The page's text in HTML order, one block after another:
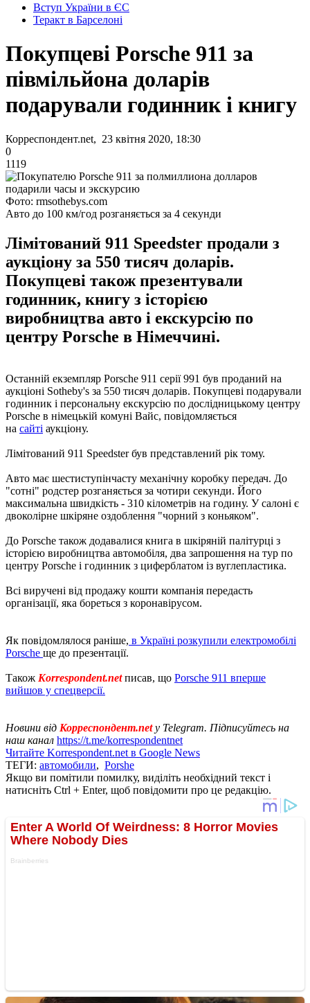
Вступ України в ЄС
Теракт в Барселоні
Покупцеві Porsche 911 за
півмільйона доларів
подарували годинник і книгу
Корреспондент.net, 23 квітня 2020, 18:30
0
1119
Фото: rmsothebys.com
Авто до 100 км/год розганяється за 4 секунди
Лімітований 911 Speedster продали з
аукціону за 550 тисяч доларів.
Покупцеві також презентували
годинник, книгу з історією
виробництва авто і екскурсію по
центру Porsche в Німеччині.
Останній екземпляр Porsche 911 серії 991 був проданий на
аукціоні Sotheby's за 550 тисяч доларів. Покупцеві подарували
годинник і персональну екскурсію по дослідницькому центру
Porsche в німецькій комуні Вайс, повідомляється
на сайті аукціону.
Лімітований 911 Speedster був представлений рік тому.
Авто має шестиступінчасту механічну коробку передач. До
"сотні" родстер розганяється за чотири секунди. Його
максимальна швидкість - 310 кілометрів на годину. У салоні є
двоколірне шкіряне оздоблення "чорний з коньяком".
До Porsche також додавалися книга в шкіряній палітурці з
історією виробництва автомобіля, два запрошення на тур по
центру Porsche і годинник з циферблатом із вуглепластика.
Всі виручені від продажу кошти компанія передасть
організації, яка бореться з коронавірусом.
Як повідомлялося раніше, в Україні розкупили електромобілі
Porsche ще до презентації.
Також Korrespondent.netписав, що Porsche 911 вперше
вийшов у спецверсії.
Новини від Корреспондент.net у Telegram. Підписуйтесь на
наш канал https://t.me/korrespondentnet
Читайте Korrespondent.net в Google News
ТЕГИ: автомобили, Porshe
Якщо ви помітили помилку, виділіть необхідний текст і
натисніть Ctrl + Enter, щоб повідомити про це редакцію.